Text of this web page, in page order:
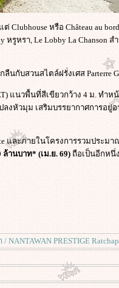
ต่ Clubhouse หรือ Château au
รูหรา, Le Lobby La Chanson
นกับสวนสไตล์ฝรั่งเศส Parterre
แนวพื้นที่สีเขียวกว้าง 4 ม. ทำห
หัวมุม เสริมบรรยากาศการอยู่
ละภายในโครงการรวมประมา
ล้านบาท* (เม.ย. 69) ถือเป็นอีกหนึ่
PRESTIGE